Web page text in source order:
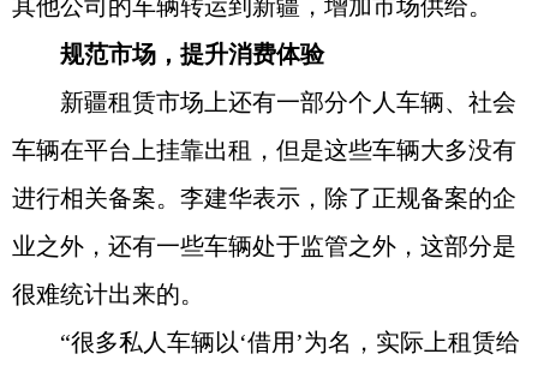
其他公司的车辆转运到新疆，增加市场供给。
规范市场，提升消费体验
新疆租赁市场上还有一部分个人车辆、社会
车辆在平台上挂靠出租，但是这些车辆大多没有
进行相关备案。李建华表示，除了正规备案的企
业之外，还有一些车辆处于监管之外，这部分是
很难统计出来的。
“很多私人车辆以‘借用’为名，实际上租赁给